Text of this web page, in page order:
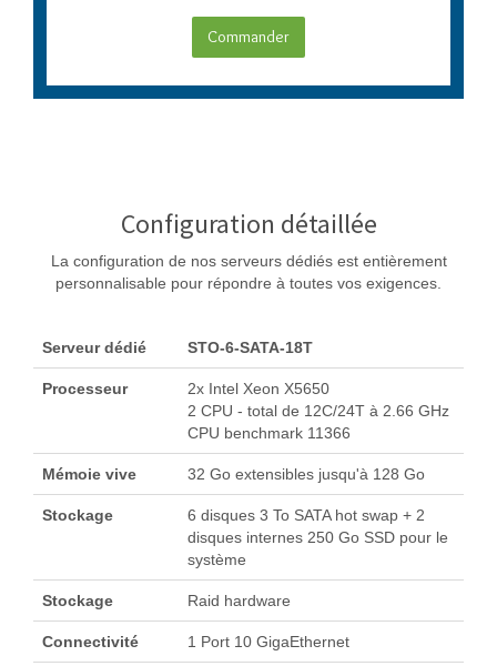
Commander
Configuration détaillée
La configuration de nos serveurs dédiés est entièrement
personnalisable pour répondre à toutes vos exigences.
Serveur dédié STO-6-SATA-18T
Processeur
2x Intel Xeon X5650
2 CPU - total de 12C/24T à 2.66 GHz
CPU benchmark 11366
Mémoie vive 32 Go extensibles jusqu'à 128 Go
Stockage
6 disques 3 To SATA hot swap + 2
disques internes 250 Go SSD pour le
système
Stockage Raid hardware
Connectivité 1 Port 10 GigaEthernet